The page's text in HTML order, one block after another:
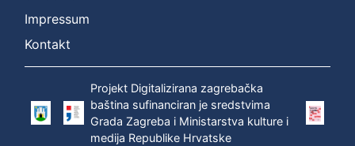
Impressum
Kontakt
Projekt Digitalizirana zagrebačka
baština sufinanciran je sredstvima
Grada Zagreba i Ministarstva kulture i
medija Republike Hrvatske